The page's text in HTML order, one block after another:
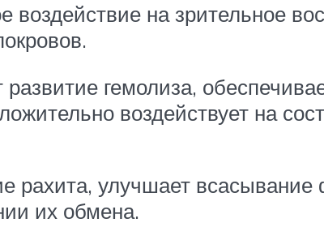
воздействие на зрительное
гемолиза,
воздействует на
рахита, улучшает
их обмена.